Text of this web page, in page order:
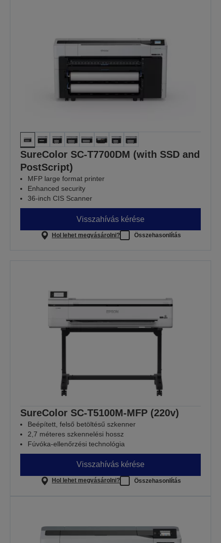
SureColor SC-T7700DM (with SSD and
PostScript)
MFP large format printer
Enhanced security
36-inch CIS Scanner
Visszahívás kérése
Hol lehet megvásárolni? Összehasonlítás
SureColor SC-T5100M-MFP (220v)
Beépített, felső betöltésű szkenner
2,7 méteres szkennelési hossz
Fúvóka-ellenőrzési technológia
Visszahívás kérése
Hol lehet megvásárolni? Összehasonlítás